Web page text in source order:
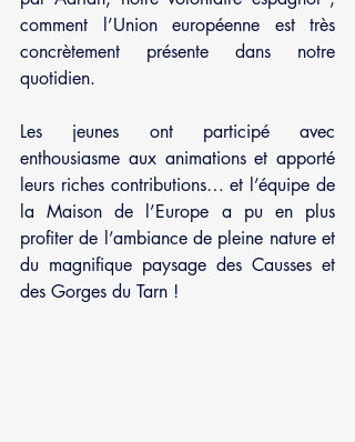
comment l’Union européenne est très
concrètement présente dans notre
quotidien.
Les jeunes ont participé avec
enthousiasme aux animations et apporté
leurs riches contributions… et l’équipe de
la Maison de l’Europe a pu en plus
profiter de l’ambiance de pleine nature et
du magnifique paysage des Causses et
des Gorges du Tarn !